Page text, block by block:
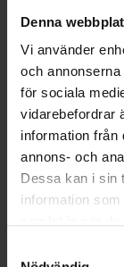
Denna
Vi använder
och
för sociala
vidarebefordrar
information från
annons- och
Dessa kan i sin
information
bidrar till
vårdande
näring och
kontrollera
Ger
användas
minskad